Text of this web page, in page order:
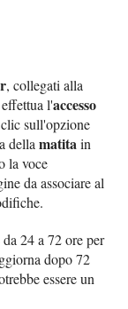
, collegati alla
l'accesso
sull'opzione
dellamatitain
la voce
da associare al
24 a 72 ore per
dopo 72
essere un